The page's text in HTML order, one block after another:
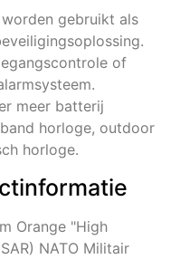
gebruikt als
of
meer batterij
horloge, outdoor
horloge.
Orange "High
NATO Militair